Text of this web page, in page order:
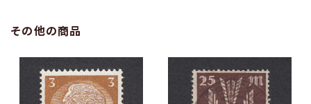
その他の商品